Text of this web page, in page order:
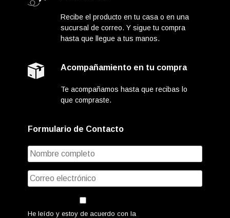
Recibe el producto en tu casa o en una
sucursal de correo. Y sigue tu compra
hasta que llegue a tus manos.
Acompañamiento en tu compra
Te acompañamos hasta que recibas lo
que compraste.
Formulario de Contacto
He leído y estoy de acuerdo con la